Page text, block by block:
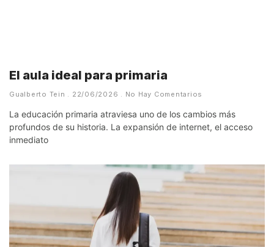
El aula ideal para primaria
Gualberto Tein 22/06/2026 No Hay Comentarios
La educación primaria atraviesa uno de los cambios más
profundos de su historia. La expansión de internet, el acceso
inmediato